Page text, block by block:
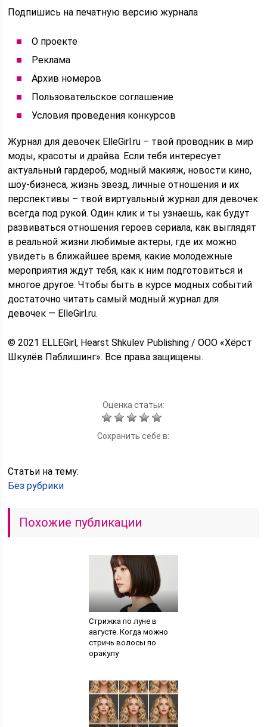
Подпишись на печатную версию журнала
О проекте
Реклама
Архив номеров
Пользовательское соглашение
Условия проведения конкурсов
Журнал для девочек ElleGirl.ru – твой проводник в мир
моды, красоты и драйва. Если тебя интересует
актуальный гардероб, модный макияж, новости кино,
шоу-бизнеса, жизнь звезд, личные отношения и их
перспективы – твой виртуальный журнал для девочек
всегда под рукой. Один клик и ты узнаешь, как будут
развиваться отношения героев сериала, как выглядят
в реальной жизни любимые актеры, где их можно
увидеть в ближайшее время, какие молодежные
мероприятия ждут тебя, как к ним подготовиться и
многое другое. Чтобы быть в курсе модных событий
достаточно читать самый модный журнал для
девочек — ElleGirl.ru.
© 2021 ELLEGirl, Hearst Shkulev Publishing / OOO «Хёрст
Шкулёв Паблишинг». Все права защищены.
Оценка статьи:
Сохранить себе в:
Статьи на тему:
Без рубрики
Похожие публикации
Стрижка по луне в
августе. Когда можно
стричь волосы по
оракулу